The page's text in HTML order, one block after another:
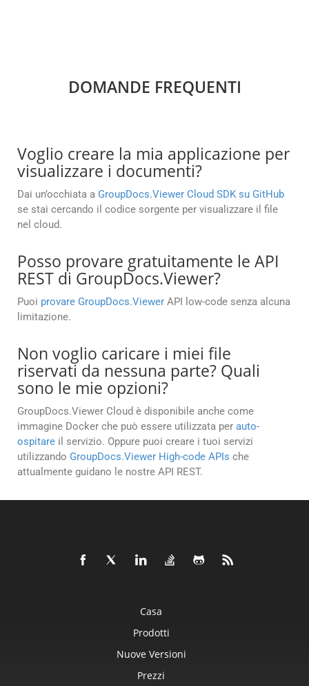
DOMANDE FREQUENTI
Voglio creare la mia applicazione per
visualizzare i documenti?
Dai un’occhiata a GroupDocs.Viewer Cloud SDK su GitHub
se stai cercando il codice sorgente per visualizzare il file
nel cloud.
Posso provare gratuitamente le API
REST di GroupDocs.Viewer?
Puoi provare GroupDocs.Viewer API low-code senza alcuna
limitazione.
Non voglio caricare i miei file
riservati da nessuna parte? Quali
sono le mie opzioni?
GroupDocs.Viewer Cloud è disponibile anche come
immagine Docker che può essere utilizzata per auto-
ospitare il servizio. Oppure puoi creare i tuoi servizi
utilizzando GroupDocs.Viewer High-code APIs che
attualmente guidano le nostre API REST.
Casa
Prodotti
Nuove Versioni
Prezzi